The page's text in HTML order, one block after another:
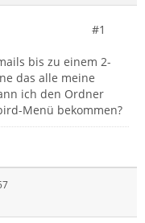
#1
bis zu einem 2-
das alle meine
ich den Ordner
Menü bekommen?